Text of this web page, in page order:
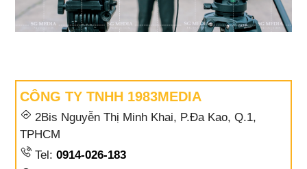
CÔNG TY TNHH 1983MEDIA
2Bis Nguyễn Thị Minh Khai, P.Đa Kao, Q.1,
TPHCM
Tel:0914-026-183